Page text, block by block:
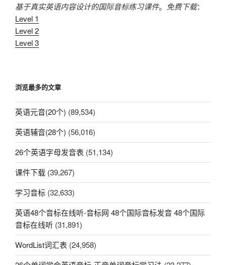
基于真实英语内容设计的国际音标练习课件。 免费下载：
Level 1
Level 2
Level 3
浏览最多的文章
英语元音(20个) (89,534)
英语辅音(28个) (56,016)
26个英语字母发音表 (51,134)
课件下载 (39,267)
学习音标 (32,633)
英语48个音标在线听-音标网 48个国际音标发音 48个国际
音标在线听 (31,891)
WordList词汇表 (24,958)